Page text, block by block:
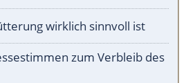
wirklich sinnvoll ist
zum Verbleib des